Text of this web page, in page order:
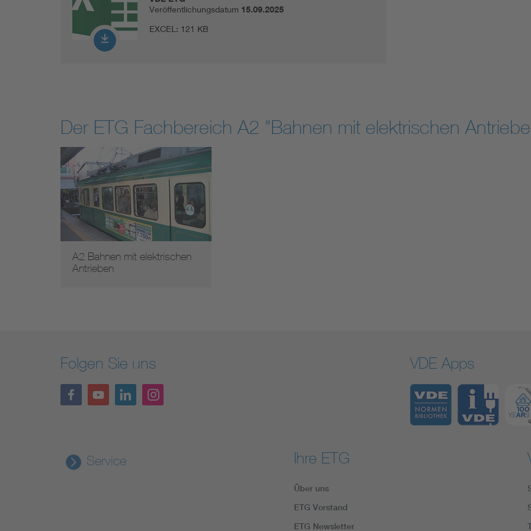
Veröffentlichungsdatum 15.09.2025
EXCEL: 121 KB
Der ETG Fachbereich A2 "Bahnen mit elektrischen
A2 Bahnen mit elektrischen
Antrieben
Folgen Sie uns VDE Apps
Service Ihre ETG
Über uns
ETG Vorstand
ETG Newsletter